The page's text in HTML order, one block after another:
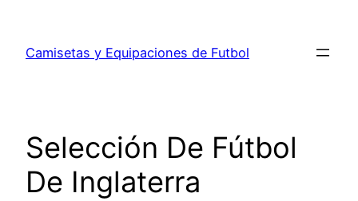
contenido
Camisetas y Equipaciones de Futbol
Selección De Fútbol
De Inglaterra